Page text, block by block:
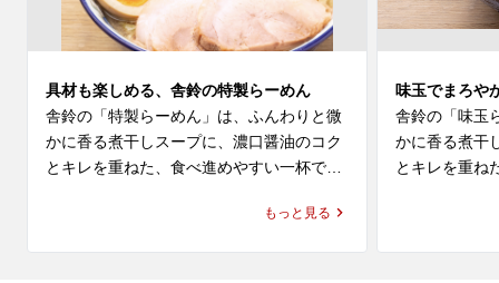
具材も楽しめる、舎鈴の特製らーめん
舎鈴の「特製らーめん」は、ふんわりと微
かに香る煮干しスープに、濃口醤油のコク
とキレを重ねた、食べ進めやすい一杯で
の麺に、特製ならではの具材が加わり、舎
もっと見る
味玉でまろや
舎鈴の「味玉
かに香る煮干
とキレを重ね